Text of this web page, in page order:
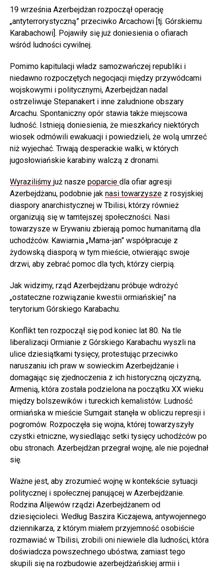
19 września Azerbejdżan rozpoczął operację
„antyterrorystyczną” przeciwko Arcachowi [tj. Górskiemu
Karabachowi]. Pojawiły się już doniesienia o ofiarach
wśród ludności cywilnej.
Pomimo kapitulacji władz samozwańczej republiki i
niedawno rozpoczętych negocjacji między przywódcami
wojskowymi i politycznymi, Azerbejdżan nadal
ostrzeliwuje Stepanakert i inne zaludnione obszary
Arcachu. Spontaniczny opór stawia także miejscowa
ludność. Istnieją doniesienia, że mieszkańcy niektórych
wiosek odmówili ewakuacji i powiedzieli, że wolą umrzeć
niż wyjechać. Trwają desperackie walki, w których
jugosłowiańskie karabiny walczą z dronami.
Wyraziliśmy już nasze poparcie dla ofiar agresji
Azerbejdżanu, podobnie jak nasi towarzysze z rosyjskiej
diaspory anarchistycznej w Tbilisi, którzy również
organizują się w tamtejszej społeczności. Nasi
towarzysze w Erywaniu zbierają pomoc humanitarną dla
uchodźców. Kawiarnia „Mama-jan” współpracuje z
żydowską diasporą w tym mieście, otwierając swoje
drzwi, aby zebrać pomoc dla tych, którzy cierpią.
Jak widzimy, rząd Azerbejdżanu próbuje wdrożyć
„ostateczne rozwiązanie kwestii ormiańskiej” na
terytorium Górskiego Karabachu.
Konflikt ten rozpoczął się pod koniec lat 80. Na tle
liberalizacji Ormianie z Górskiego Karabachu wyszli na
ulice dziesiątkami tysięcy, protestując przeciwko
naruszaniu ich praw w sowieckim Azerbejdżanie i
domagając się zjednoczenia z ich historyczną ojczyzną,
Armenią, która została podzielona na początku XX wieku
między bolszewików i tureckich kemalistów. Ludność
ormiańska w mieście Sumgait stanęła w obliczu represji i
pogromów. Rozpoczęła się wojna, której towarzyszyły
czystki etniczne, wysiedlając setki tysięcy uchodźców po
obu stronach. Azerbejdżan przegrał wojnę, ale nie pojednał
się.
Ważne jest, aby zrozumieć wojnę w kontekście sytuacji
politycznej i społecznej panującej w Azerbejdżanie.
Rodzina Alijewów rządzi Azerbejdżanem od
dziesięcioleci. Według Baszira Kiczajewa, antywojennego
dziennikarza, z którym miałem przyjemność osobiście
rozmawiać w Tbilisi, zrobili oni niewiele dla ludności, która
doświadcza powszechnego ubóstwa; zamiast tego
skupili się na rozbudowie azerbejdżańskiej armii i